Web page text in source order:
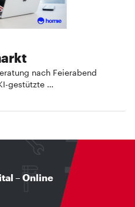
nach Feierabend
gestützte …
– Online